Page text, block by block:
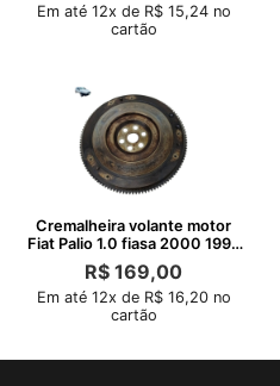
Em até 12x de R$ 15,24 no
cartão
Cremalheira volante motor
Fiat Palio 1.0 fiasa 2000 1999
98
R$ 169,00
Em até 12x de R$ 16,20 no
cartão